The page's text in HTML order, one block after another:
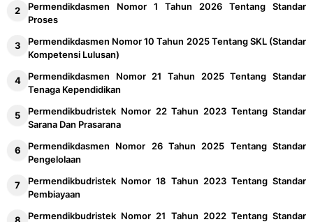
Permendikdasmen Nomor 1 Tahun 2026 Tentang Standar
Proses
Permendikdasmen Nomor 10 Tahun 2025 Tentang SKL (Standar
Kompetensi Lulusan)
Permendikdasmen Nomor 21 Tahun 2025 Tentang Standar
Tenaga Kependidikan
Permendikbudristek Nomor 22 Tahun 2023 Tentang Standar
Sarana Dan Prasarana
Permendikdasmen Nomor 26 Tahun 2025 Tentang Standar
Pengelolaan
Permendikbudristek Nomor 18 Tahun 2023 Tentang Standar
Pembiayaan
Permendikbudristek Nomor 21 Tahun 2022 Tentang Standar